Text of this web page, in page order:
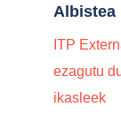
Albistea
ITP
ezagutu
ikasleek